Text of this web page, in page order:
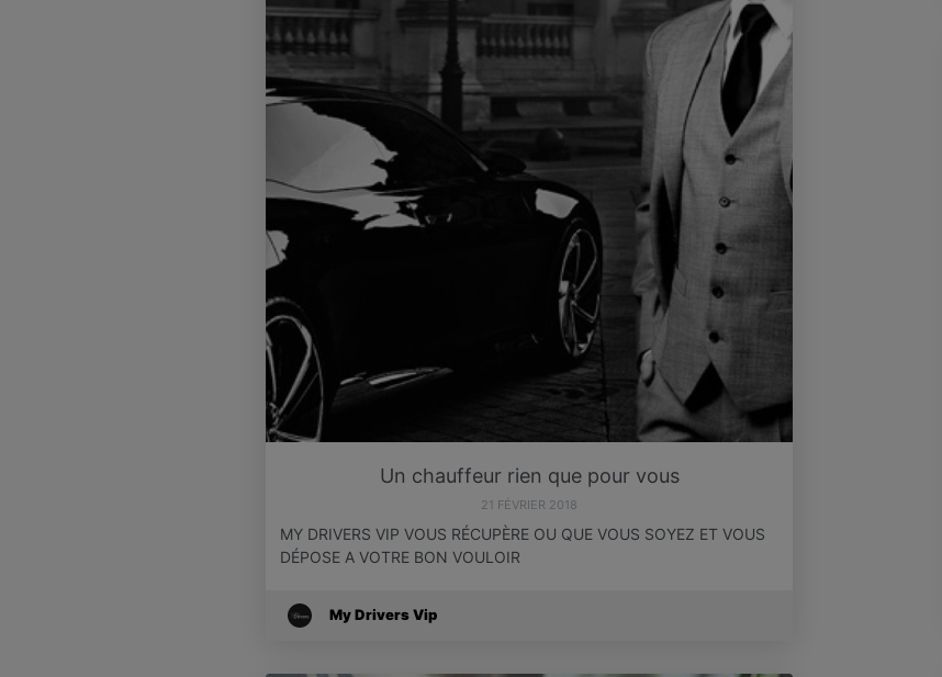
Un chauffeur rien que pour vous
21 FÉVRIER 2018
MY DRIVERS VIP VOUS RÉCUPÈRE OU QUE VOUS SOYEZ ET VOUS
DÉPOSE A VOTRE BON VOULOIR
My Drivers Vip